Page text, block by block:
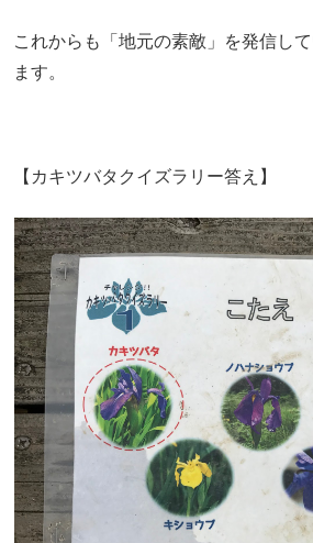
これからも「地元の素敵」を発信し
ます。
【カキツバタクイズラリー答え】